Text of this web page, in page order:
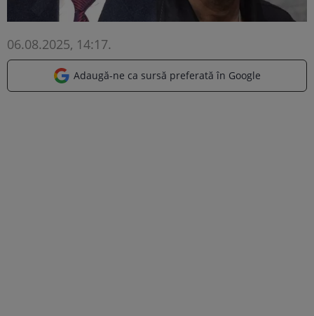
06.08.2025, 14:17.
Adaugă-ne ca sursă preferată în Google